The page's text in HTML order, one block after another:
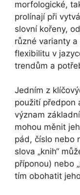
morfologické,
prolínají při
slovní kořeny,
různé varianty
flexibilitu v
trendům a
Jedním z
použití předpon
význam
mohou měnit
pád, číslo nebo
slova „knih“
příponou) nebo
tím obohatit